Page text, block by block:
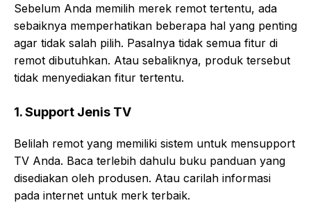
Sebelum Anda memilih merek remot tertentu, ada
sebaiknya memperhatikan beberapa hal yang penting
agar tidak salah pilih. Pasalnya tidak semua fitur di
remot dibutuhkan. Atau sebaliknya, produk tersebut
tidak menyediakan fitur tertentu.
1. Support Jenis TV
Belilah remot yang memiliki sistem untuk mensupport
TV Anda. Baca terlebih dahulu buku panduan yang
disediakan oleh produsen. Atau carilah informasi
pada internet untuk merk terbaik.